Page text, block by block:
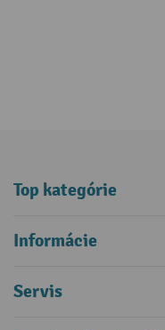
Top kategórie
Informácie
Servis